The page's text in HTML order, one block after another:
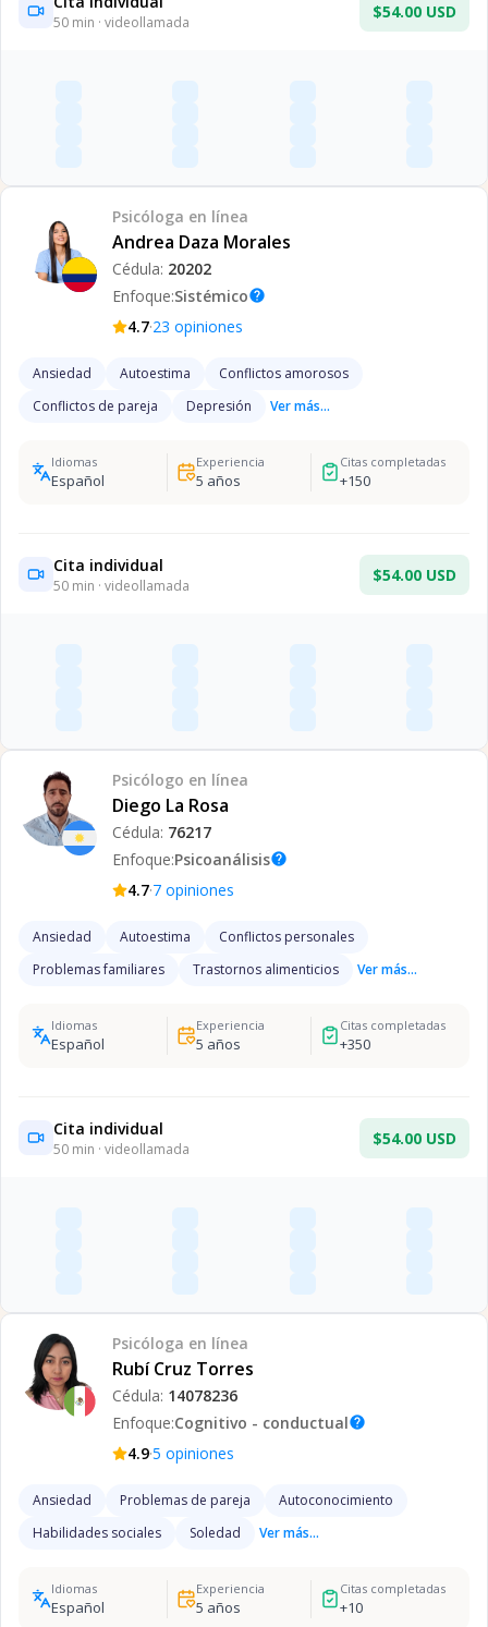
50 min · videollamada
$54.00 USD
Psicóloga en línea
Andrea Daza Morales
Cédula: 20202
Enfoque:Sistémicohelp
4.7·23 opiniones
Ansiedad Autoestima
Conflictos amorosos
Conflictos de pareja
Depresión Ver más...
Idiomas
Español
Experiencia
5 años
Citas completadas
+150
Cita individual
50 min · videollamada
$54.00 USD
Psicólogo en línea
Diego La Rosa
Cédula: 76217
Enfoque:Psicoanálisishelp
4.7·7 opiniones
Ansiedad Autoestima
Conflictos personales
Problemas familiares
Trastornos alimenticios Ver más...
Idiomas
Español
Experiencia
5 años
Citas completadas
+350
Cita individual
50 min · videollamada
$54.00 USD
Psicóloga en línea
Rubí Cruz Torres
Cédula: 14078236
Enfoque:Cognitivo - conductualhelp
4.9·5 opiniones
Ansiedad Problemas de pareja
Autoconocimiento
Habilidades sociales
Soledad Ver más...
Idiomas
Español
Experiencia
5 años
Citas completadas
+10